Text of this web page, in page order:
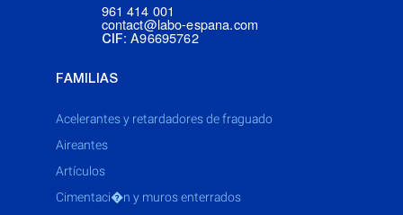
961 414 001
contact@labo-espana.com
CIF: A96695762
FAMILIAS
acelerantes y retardadores de fraguado
aireantes
artículos
cimentaci�n y muros enterrados